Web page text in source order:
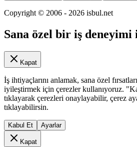
Copyright © 2006 - 2026 isbul.net
Sana özel bir iş deneyimi
Kapat
İş ihtiyaçlarını anlamak, sana özel
iyileştirmek için çerezler kullanıyoruz.
tıklayarak çerezleri onaylayabilir, çerez
tıklayabilirsin.
Kabul Et Ayarlar
Kapat